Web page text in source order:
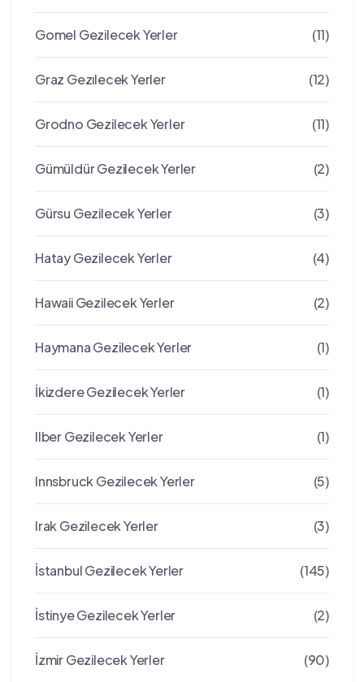
Gomel Gezilecek Yerler (11)
Graz Gezılecek Yerler (12)
Grodno Gezilecek Yerler (11)
Gümüldür Gezilecek Yerler (2)
Gürsu Gezilecek Yerler (3)
Hatay Gezilecek Yerler (4)
Hawaii Gezilecek Yerler (2)
Haymana Gezilecek Yerler (1)
İkizdere Gezilecek Yerler (1)
Ilber Gezilecek Yerler (1)
Innsbruck Gezilecek Yerler (5)
Irak Gezilecek Yerler (3)
İstanbul Gezilecek Yerler (145)
İstinye Gezilecek Yerler (2)
İzmir Gezilecek Yerler (90)